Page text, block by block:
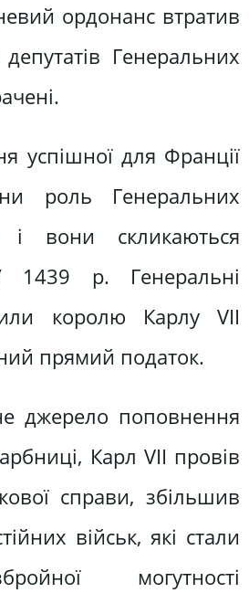
ордонанс втратив
Генеральних
успішної для Франції
роль Генеральних
і вони скликаються
1439 р. Генеральні
королю Карлу VІІ
прямий податок.
джерело поповнення
Карл VІІ провів
справи, збільшив
військ, які стали
могутності